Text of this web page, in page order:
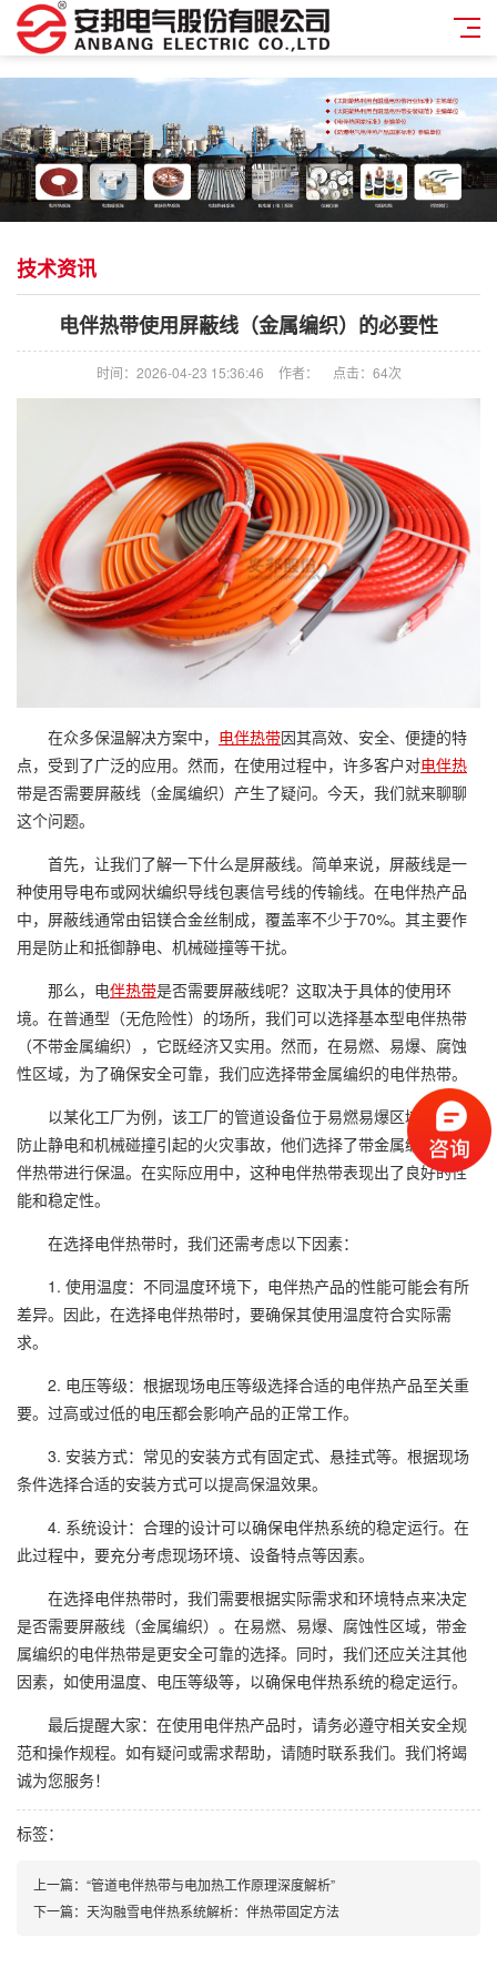
技术资讯
电伴热带使用屏蔽线（金属编织）的必要性
时间：2026-04-23 15:36:46 作者： 点击： 64次
在众多保温解决方案中， 电伴热带因其高效、安全、便捷的特
点，受到了广泛的应用。然而，在使用过程中，许多客户对电伴热
带是否需要屏蔽线（金属编织）产生了疑问。今天，我们就来聊聊
这个问题。
首先，让我们了解一下什么是屏蔽线。简单来说，屏蔽线是一
种使用导电布或网状编织导线包裹信号线的传输线。在电伴热产品
中，屏蔽线通常由铝镁合金丝制成，覆盖率不少于70%。其主要作
用是防止和抵御静电、机械碰撞等干扰。
那么，电伴热带是否需要屏蔽线呢？这取决于具体的使用环
境。在普通型（无危险性）的场所，我们可以选择基本型电伴热带
（不带金属编织），它既经济又实用。然而，在易燃、易爆、腐蚀
性区域，为了确保安全可靠，我们应选择带金属编织的电伴热带。
以某化工厂为例，该工厂的管道设备位于易燃易爆区域。为了
防止静电和机械碰撞引起的火灾事故，他们选择了带金属编织的电
伴热带进行保温。在实际应用中，这种电伴热带表现出了良好的性
能和稳定性。
在选择电伴热带时，我们还需考虑以下因素：
1. 使用温度：不同温度环境下，电伴热产品的性能可能会有所
差异。因此，在选择电伴热带时，要确保其使用温度符合实际需
求。
2. 电压等级：根据现场电压等级选择合适的电伴热产品至关重
要。过高或过低的电压都会影响产品的正常工作。
3. 安装方式：常见的安装方式有固定式、悬挂式等。根据现场
条件选择合适的安装方式可以提高保温效果。
4. 系统设计：合理的设计可以确保电伴热系统的稳定运行。在
此过程中，要充分考虑现场环境、设备特点等因素。
在选择电伴热带时，我们需要根据实际需求和环境特点来决定
是否需要屏蔽线（金属编织）。在易燃、易爆、腐蚀性区域，带金
属编织的电伴热带是更安全可靠的选择。同时，我们还应关注其他
因素，如使用温度、电压等级等，以确保电伴热系统的稳定运行。
最后提醒大家：在使用电伴热产品时，请务必遵守相关安全规
范和操作规程。如有疑问或需求帮助，请随时联系我们。我们将竭
诚为您服务！
标签：
上一篇：“管道电伴热带与电加热工作原理深度解析”
下一篇：天沟融雪电伴热系统解析：伴热带固定方法